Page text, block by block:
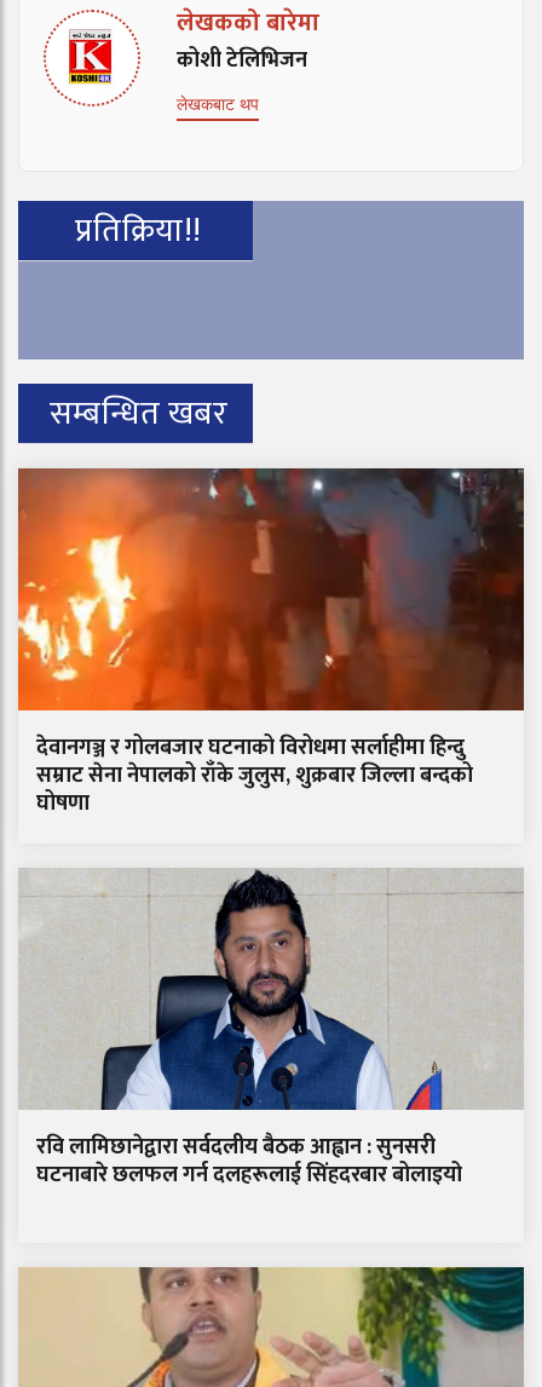
लेखकको बारेमा
कोशी टेलिभिजन
लेखकबाट थप
प्रतिक्रिया!!
सम्बन्धित खबर
देवानगञ्ज र गोलबजार घटनाको विरोधमा सर्लाहीमा हिन्दु
सम्राट सेना नेपालको राँके जुलुस, शुक्रबार जिल्ला बन्दको
घोषणा
रवि लामिछानेद्वारा सर्वदलीय बैठक आह्वान : सुनसरी
घटनाबारे छलफल गर्न दलहरूलाई सिंहदरबार बोलाइयो